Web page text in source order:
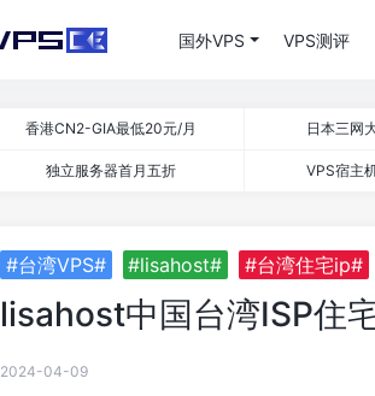
国外VPS VPS测评
香港CN2-GIA最低20元/月 日本三网
独立服务器首月五折 VPS宿主
#台湾VPS# #lisahost# #台湾住宅ip#
lisahost中国台湾ISP住
2024-04-09